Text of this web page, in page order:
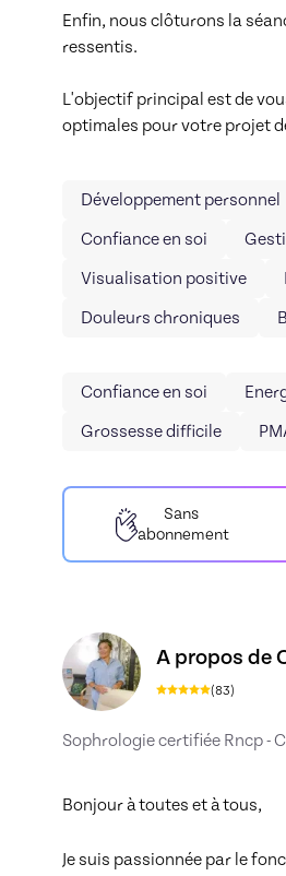
Enfin, nous clôturons la
ressentis.
L'objectif principal est de
optimales pour votre projet
Développement personnel
Confiance en soi
Visualisation positive
Douleurs chroniques
Confiance en soi
Grossesse difficile
Sans
abonnement
A propos de
(83)
Sophrologie certifiée Rncp -
Bonjour à toutes et à tous,
Je suis passionnée par le